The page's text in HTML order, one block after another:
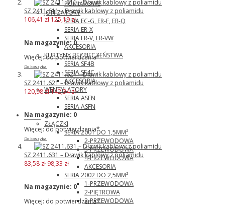
POMIAROWE
JONIZATORY
SERIA EC-G, ER-F, ER-Q
SERIA ER-X
SERIA ER-V, ER-VW
AKCESORIA
KURTYNY BEZPIECZEŃSTWA
SERIA SF4B
SERIA SF4C
AKCESORIA
WENTYLATORY
SERIA ASEN
SERIA ASFN
Wago
ZŁĄCZKI
SERIA 2001 DO 1,5MM²
2-PRZEWODOWA
3-PRZEWODOWA
4-PRZEWODOWA
AKCESORIA
SERIA 2002 DO 2,5MM²
1-PRZEWODOWA
2-PIĘTROWA
2-PRZEWODOWA
SZ 2411.611 – Dławik kablowy z poliamidu
106,41 zł 125,19 zł
Na magazynie:0
Więcej: do potwierdzenia*
Do koszyka
SZ 2411.621 – Dławik kablowy z poliamidu
120,98 zł142,34 zł
Na magazynie: 0
Więcej: do potwierdzenia*
Do koszyka
SZ 2411.631 – Dławik kablowy z poliamidu
83,58 zł 98,33 zł
Na magazynie: 0
Więcej: do potwierdzenia*